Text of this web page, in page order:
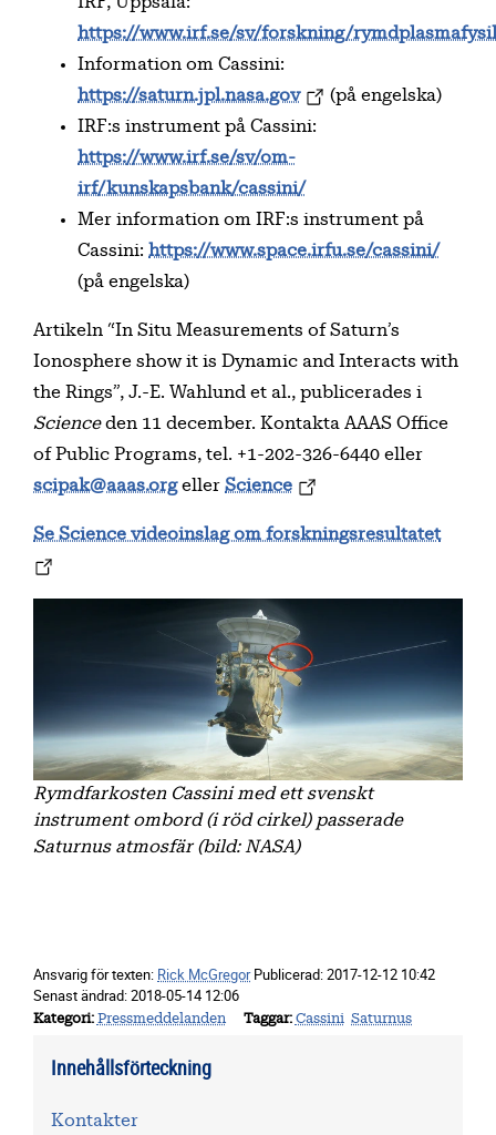
https://www.irf.se/sv/forskning/
Information om Cassini:
https://saturn.jpl.nasa.gov
(på engelska)
IRF:s instrument på Cassini:
https://www.irf.se/sv/om-
irf/kunskapsbank/cassini/
Mer information om IRF:s instrument på
Cassini: https://www.space.irfu.se/cassini/
(på engelska)
Artikeln “In Situ Measurements of Saturn’s
Ionosphere show it is Dynamic and Interacts with
the Rings”, J.-E. Wahlund et al., publicerades i
Scienceden 11 december. Kontakta AAAS Office
of Public Programs, tel. +1-202-326-6440 eller
scipak@aaas.orgeller Science
Se Science videoinslag om forskningsresultatet
Rymdfarkosten Cassini med ett svenskt
instrument ombord (i röd cirkel) passerade
Saturnus atmosfär (bild: NASA)
Ansvarig för texten: Rick McGregorPublicerad:2017-12-12 10:42
Senast ändrad:2018-05-14 12:06
Kategori Pressmeddelanden Taggar Cassini Saturnus
Innehållsförteckning
Kontakter